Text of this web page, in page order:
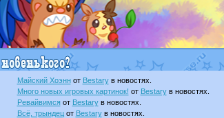
Майский Хоэннот Bestaryв новостях.
Много новых игровых картинок! от Bestaryв новостях.
Ревайвимсяот Bestaryв новостях.
Всё, трындецот Bestaryв новостях.